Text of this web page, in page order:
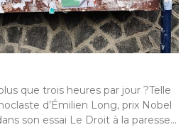
que trois heures par jour ?Telle
d’Émilien Long, prix Nobel
son essai Le Droit à la paresse…